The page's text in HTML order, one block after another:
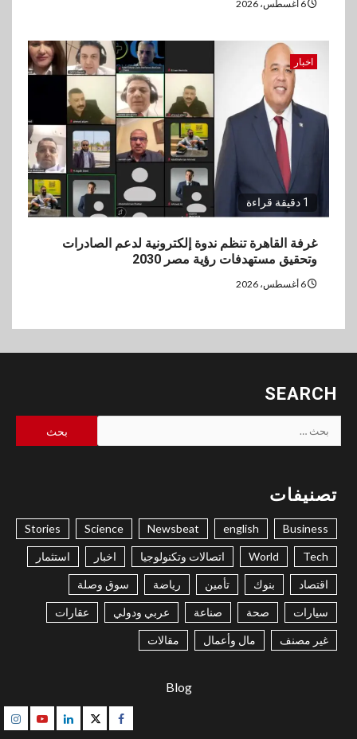
اخبار
1 دقيقة قراءة
غرفة القاهرة تنظم ندوة إلكترونية لدعم الصادرات
وتحقيق مستهدفات رؤية مصر 2030
SEARCH
البحث
عن:
تصنيفات
Business
english
Newsbeat
Science
Stories
Tech
World اتصالات وتكنولوجيا اخبار استثمار
اقتصاد بنوك تأمين رياضة سوق وصلة
سيارات صحة صناعة عربي ودولي عقارات
غير مصنف مال وأعمال مقالات
Blog
Facebook
Twitter
Linkedin
Youtube